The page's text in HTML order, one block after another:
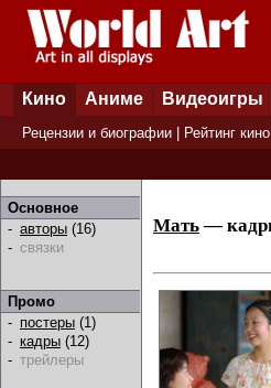
Кино Аниме Видеоигры
Рецензии и биографии Рейтинг
Основное
- авторы (16)
- связки
Промо
- постеры (1)
- кадры (12)
- трейлеры
Мать—